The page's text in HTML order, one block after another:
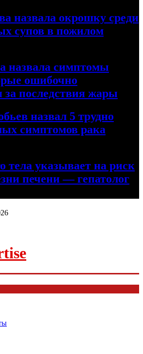
назвала окрошку среди
супов в пожилом
назвала симптомы
ошибочно
последствия жары
назвал 5 трудно
симптомов рака
тела указывает на риск
печени — гепатолог